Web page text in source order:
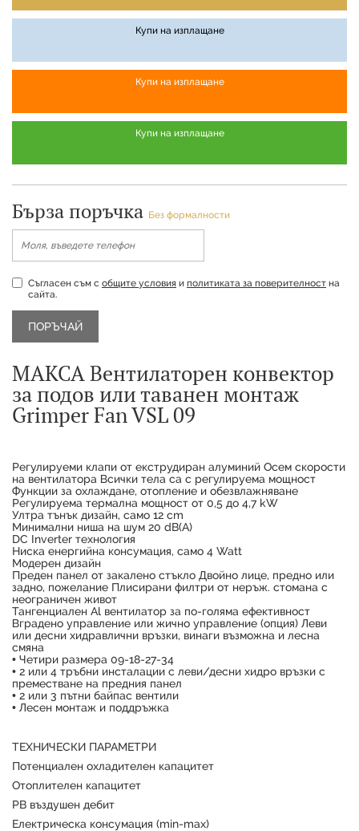
Купи на изплащане
Купи на изплащане
Купи на изплащане
Продуктът е успешно добавен в количката
Бърза поръчка Без формалности
Съгласен съм с общите условия и политиката за поверителност на
сайта.
МАКСА Вентилаторен конвектор
за подов или таванен монтаж
Grimper Fan VSL 09
Регулируеми клапи от екструдиран алуминий Осем скорости
на вентилатора Всички тела са с регулируема мощност
Функции за охлаждане, отопление и обезвлажняване
Регулируема термална мощност от 0,5 до 4,7 kW
Ултра тънък дизайн, само 12 cm
Минимални ниша на шум 20 dB(A)
DC Inverter технология
Ниска енергийна консумация, само 4 Watt
Модерен дизайн
Преден панел от закалено стъкло Двойно лице, предно или
задно, пожелание Плисирани филтри от неръж. стомана с
неограничен живот
Тангенциален Al вентилатор за по-голяма ефективност
Вградено управление или жично управление (опция) Леви
или десни хидравлични връзки, винаги възможна и лесна
смяна
• Четири размера 09-18-27-34
• 2 или 4 тръбни инсталации с леви/десни хидро връзки с
преместване на предния панел
• 2 или 3 пътни байпас вентили
• Лесен монтаж и поддръжка
ТЕХНИЧЕСКИ ПАРАМЕТРИ
Потенциален охладителен капацитет
Отоплителен капацитет
PB въздушен дебит
Електрическа консумация (min-max)